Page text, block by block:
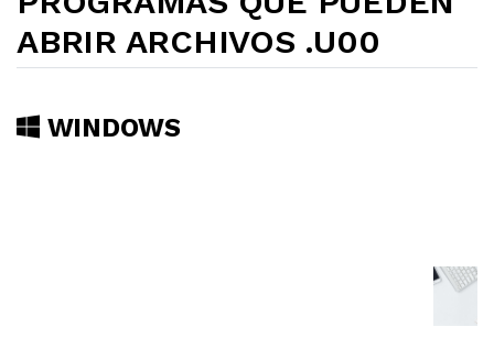
ABRIR ARCHIVOS .U00
WINDOWS